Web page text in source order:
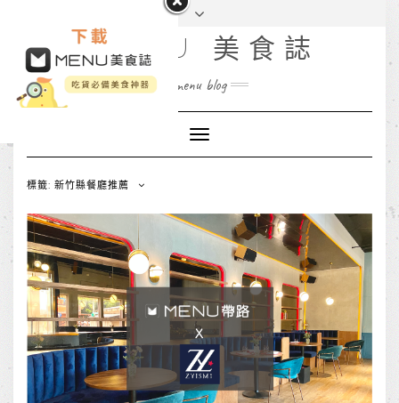
MENU 美食誌
menu blog
Toggle
Navigation
標籤: 新竹縣餐廳推薦